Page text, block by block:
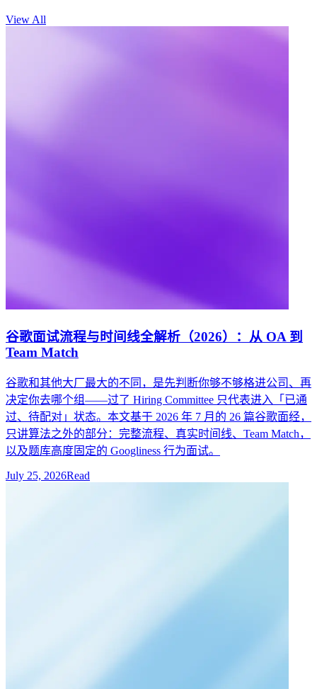
View All
谷歌面试流程与时间线全解析（2026）：从 OA 到
Team Match
谷歌和其他大厂最大的不同，是先判断你够不够格进公司、再
决定你去哪个组——过了 Hiring Committee 只代表进入「已通
过、待配对」状态。本文基于 2026 年 7 月的 26 篇谷歌面经，
只讲算法之外的部分：完整流程、真实时间线、Team Match，
以及题库高度固定的 Googliness 行为面试。
July 25, 2026Read